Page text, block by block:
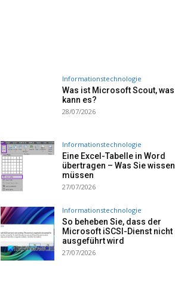
Informationstechnologie
Was ist Microsoft Scout, was
kann es?
28/07/2026
Informationstechnologie
Eine Excel-Tabelle in Word
übertragen – Was Sie wissen
müssen
27/07/2026
Informationstechnologie
So beheben Sie, dass der
Microsoft iSCSI-Dienst nicht
ausgeführt wird
27/07/2026